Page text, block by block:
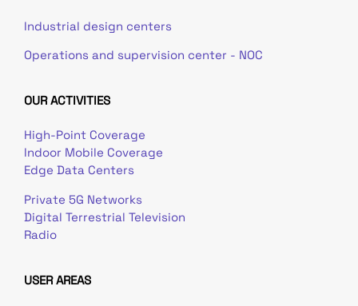
Industrial design centers
Operations and supervision center - NOC
OUR ACTIVITIES
High-Point Coverage
Indoor Mobile Coverage
Edge Data Centers
Private 5G Networks
Digital Terrestrial Television
Radio
USER AREAS